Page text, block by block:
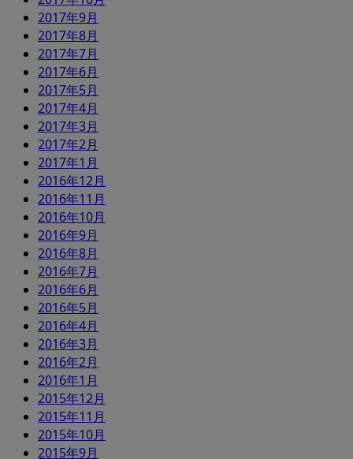
2017年9月
2017年8月
2017年7月
2017年6月
2017年5月
2017年4月
2017年3月
2017年2月
2017年1月
2016年12月
2016年11月
2016年10月
2016年9月
2016年8月
2016年7月
2016年6月
2016年5月
2016年4月
2016年3月
2016年2月
2016年1月
2015年12月
2015年11月
2015年10月
2015年9月